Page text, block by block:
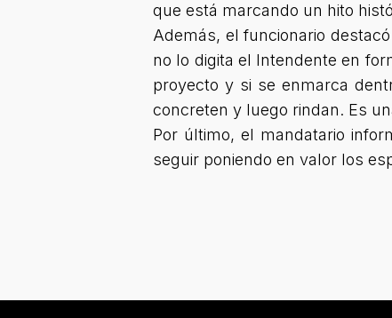
que está marcando un hito
Además, el funcionario
no lo digita el Intendente en
proyecto y si se enmarca
concreten y luego rindan. Es
Por último, el mandatario
seguir poniendo en valor los